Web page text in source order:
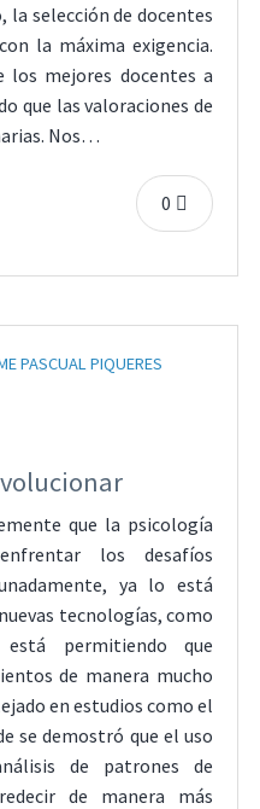
la selección de docentes
la máxima exigencia.
los mejores docentes a
que las valoraciones de
Nos…
0
PASCUAL PIQUERES
que la psicología
los desafíos
ya lo está
tecnologías, como
permitiendo que
de manera mucho
en estudios como el
se demostró que el uso
de patrones de
de manera más